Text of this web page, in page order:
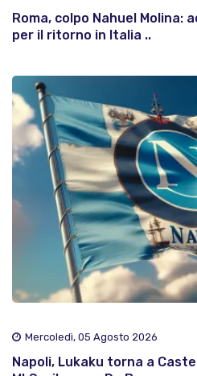
Roma, colpo Nahuel Molina:
per il ritorno in Italia ..
Mercoledì, 05 Agosto 2026
Napoli, Lukaku torna a